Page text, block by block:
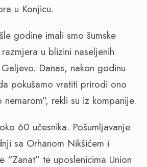
u Konjicu.
godine imali smo šumske
u blizini naseljenih
Danas, nakon godinu
pokušamo vratiti prirodi ono
rekli su iz kompanije.
60 učesnika. Pošumljavanje
sa Orhanom Nikšićem i
“Zanat” te uposlenicima Union